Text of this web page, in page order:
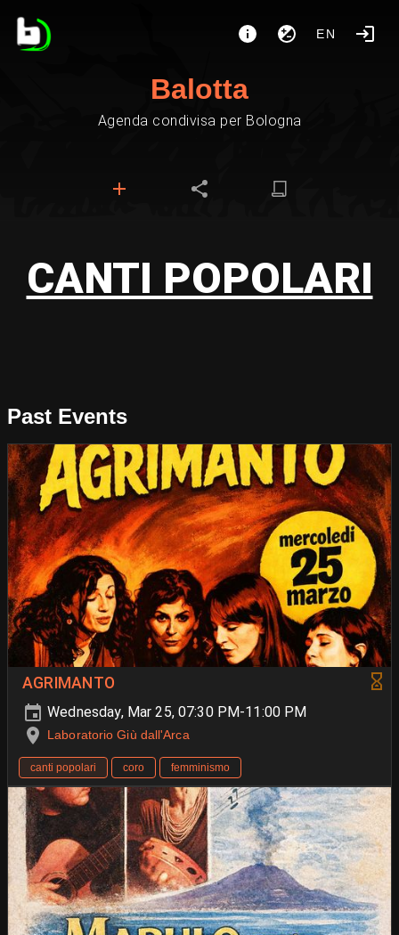
EN
Balotta
Agenda condivisa per Bologna
CANTI POPOLARI
Past Events
AGRIMANTO
Wednesday, Mar 25, 07:30 PM-11:00 PM
Laboratorio Giù dall'Arca
canti popolari coro femminismo